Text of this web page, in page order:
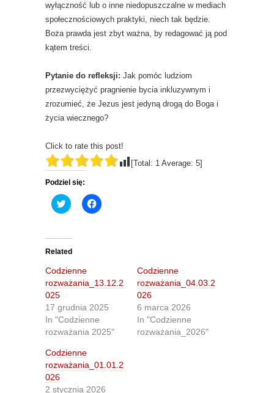
wyłączność lub o inne niedopuszczalne w mediach
społecznościowych praktyki, niech tak będzie.
Boża prawda jest zbyt ważna, by redagować ją pod
kątem treści.
Pytanie do refleksji: Jak pomóc ludziom
przezwyciężyć pragnienie bycia inkluzywnym i
zrozumieć, że Jezus jest jedyną drogą do Boga i
życia wiecznego?
Click to rate this post!
[Total: 1 Average: 5]
Podziel się:
C
l
t
o
s
h
a
r
e
n
T
w
i
t
e
r
(
C
l
r
e
n
F
a
c
e
o
k
O
Related
Codzienne
rozważania_13.12.2
025
17 grudnia 2025
In "Codzienne
rozważania 2025"
Codzienne
rozważania_04.03.2
026
6 marca 2026
In "Codzienne
rozważania_2026"
Codzienne
rozważania_01.01.2
026
2 stycznia 2026